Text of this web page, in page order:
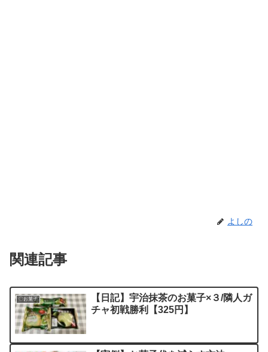
よしの
関連記事
〇お菓子
【日記】宇治抹茶のお菓子×３/隣人ガ
チャ初戦勝利【325円】